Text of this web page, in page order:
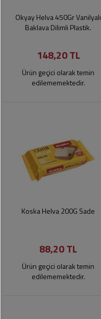
Okyay Helva 450Gr Vanilyalı
Baklava Dilimli Plastik.
148,20 TL
Ürün geçici olarak temin
edilememektedir.
Koska Helva 200G Sade
88,20 TL
Ürün geçici olarak temin
edilememektedir.